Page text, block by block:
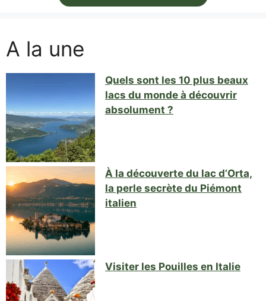
A la une
Quels sont les 10 plus beaux
lacs du monde à découvrir
absolument ?
À la découverte du lac d’Orta,
la perle secrète du Piémont
italien
Visiter les Pouilles en Italie